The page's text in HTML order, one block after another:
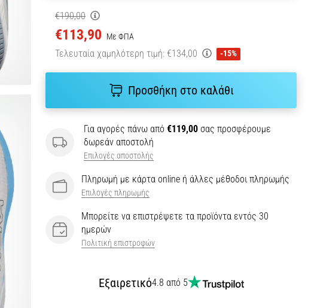
€190,00
€113,90 Με ΦΠΑ
Τελευταία χαμηλότερη τιμή: €134,00 -15%
Προσθήκη στο καλάθι
Για αγορές πάνω από €119,00 σας προσφέρουμε
δωρεάν αποστολή
Επιλογές αποστολής
Πληρωμή με κάρτα online ή άλλες μέθοδοι πληρωμής
Επιλογές πληρωμής
Μπορείτε να επιστρέψετε τα προϊόντα εντός 30
ημερών
Πολιτική επιστροφών
Εξαιρετικό4.8 από 5